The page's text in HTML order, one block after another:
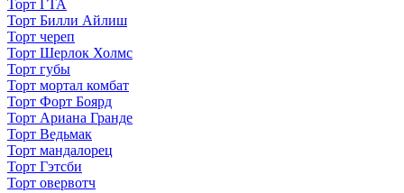
Торт ГТА
Торт Билли Айлиш
Торт череп
Торт Шерлок Холмс
Торт губы
Торт мортал комбат
Торт Форт Боярд
Торт Ариана Гранде
Торт Ведьмак
Торт мандалорец
Торт Гэтсби
Торт овервотч